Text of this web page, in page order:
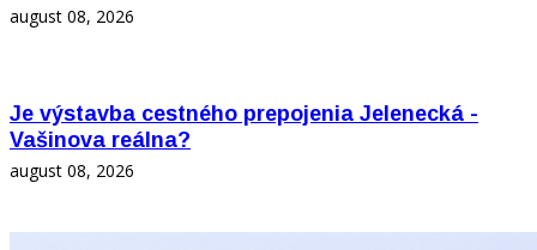
august 08, 2026
Je výstavba cestného prepojenia Jelenecká -
Vašinova reálna?
august 08, 2026